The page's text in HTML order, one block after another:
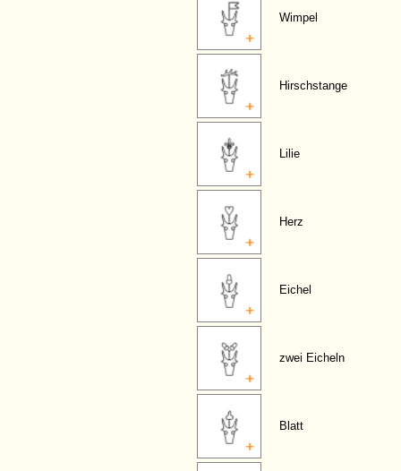
Wimpel
Hirschstange
Lilie
Herz
Eichel
zwei Eicheln
Blatt